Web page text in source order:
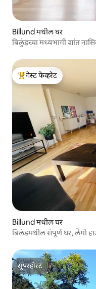
Billund मधील घर
बिलुंडच्या मध्यभागी शांत
टॉप गेस्ट फेव्हरेट
गेस्ट फेव्हरेट
Billund मधील घर
बिलंडमधील संपूर्ण घर, लेगो
सुपरहोस्ट
सुपरहोस्ट